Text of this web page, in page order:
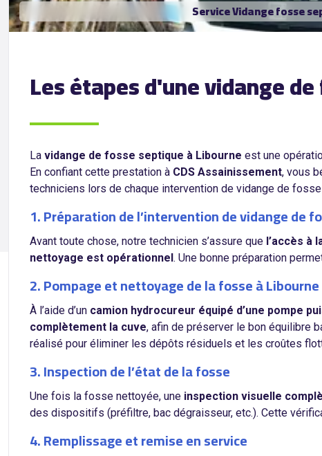
Service Vidange fosse
Les étapes d'une vidange
La vidange de fosse septique à Libourne est une
En confiant cette prestation à CDS Assainissement, vous
techniciens lors de chaque intervention de vidange de
1. Préparation de l’intervention de vidange de
Avant toute chose, notre technicien s’assure que l’accès à
nettoyage est opérationnel. Une bonne préparation
2. Pompage et nettoyage de la fosse à Libourne
À l’aide d’un camion hydrocureur équipé d’une pompe
complètement la cuve, afin de préserver le bon équilibre
réalisé pour éliminer les dépôts résiduels et les croûtes
3. Inspection de l’état de la fosse
Une fois la fosse nettoyée, une inspection visuelle
des dispositifs (préfiltre, bac dégraisseur, etc.). Cette
4. Remplissage et remise en service